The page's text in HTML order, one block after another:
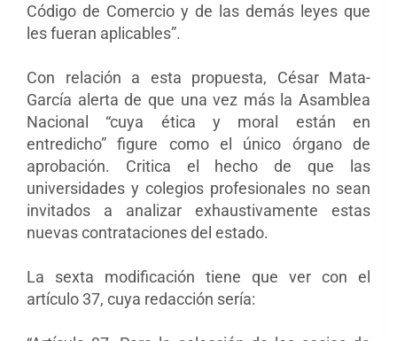
Código de Comercio y de las demás leyes que
les fueran aplicables”.
Con relación a esta propuesta, César Mata-
García alerta de que una vez más la Asamblea
Nacional “cuya ética y moral están en
entredicho” figure como el único órgano de
aprobación. Critica el hecho de que las
universidades y colegios profesionales no sean
invitados a analizar exhaustivamente estas
nuevas contrataciones del estado.
La sexta modificación tiene que ver con el
artículo 37, cuya redacción sería: